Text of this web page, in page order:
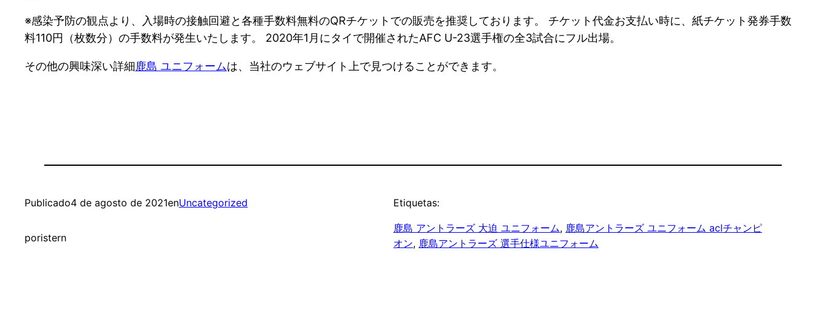
※感染予防の観点より、入場時の接触回避と各種手数料無料のQRチケットでの販売を推奨しております。 チケット代金お支払い時に、紙チケット発券手数
料110円（枚数分）の手数料が発生いたします。 2020年1月にタイで開催されたAFC U-23選手権の全3試合にフル出場。
その他の興味深い詳細鹿島 ユニフォームは、当社のウェブサイト上で見つけることができます。
Publicado4 de agosto de 2021enUncategorized
poristern
Etiquetas:
鹿島 アントラーズ 大迫 ユニフォーム, 鹿島アントラーズ ユニフォーム aclチャンピ
オン, 鹿島アントラーズ 選手仕様ユニフォーム